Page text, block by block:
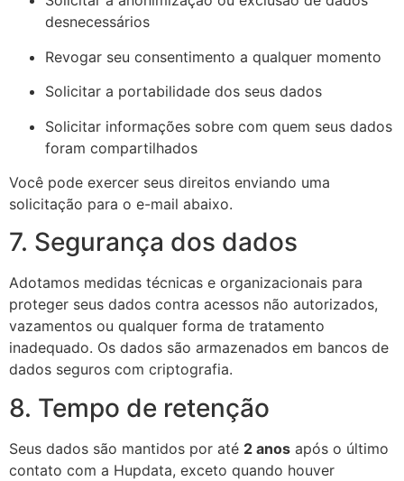
desnecessários
Revogar seu consentimento a qualquer momento
Solicitar a portabilidade dos seus dados
Solicitar informações sobre com quem seus dados
foram compartilhados
Você pode exercer seus direitos enviando uma
solicitação para o e-mail abaixo.
7. Segurança dos dados
Adotamos medidas técnicas e organizacionais para
proteger seus dados contra acessos não autorizados,
vazamentos ou qualquer forma de tratamento
inadequado. Os dados são armazenados em bancos de
dados seguros com criptografia.
8. Tempo de retenção
Seus dados são mantidos por até 2 anos após o último
contato com a Hupdata, exceto quando houver